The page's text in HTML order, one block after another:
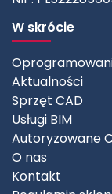
W skrócie
Aktualności
Sprzęt CAD
Usługi BIM
Autoryzowane
O nas
Kontakt